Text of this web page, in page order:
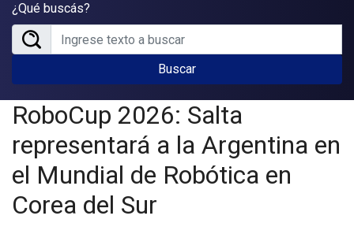
¿Qué buscás?
Buscar
RoboCup 2026: Salta
representará a la Argentina en
el Mundial de Robótica en
Corea del Sur